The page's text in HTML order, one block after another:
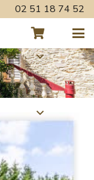
02 51 18 74 52